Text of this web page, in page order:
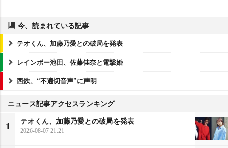
今、読まれている記事
テオくん、加藤乃愛との破局を発表
レインボー池田、佐藤佳奈と電撃婚
西鉄、“不適切音声”に声明
ニュース記事アクセスランキング
1
テオくん、加藤乃愛との破局を発表
2026-08-07 21:21